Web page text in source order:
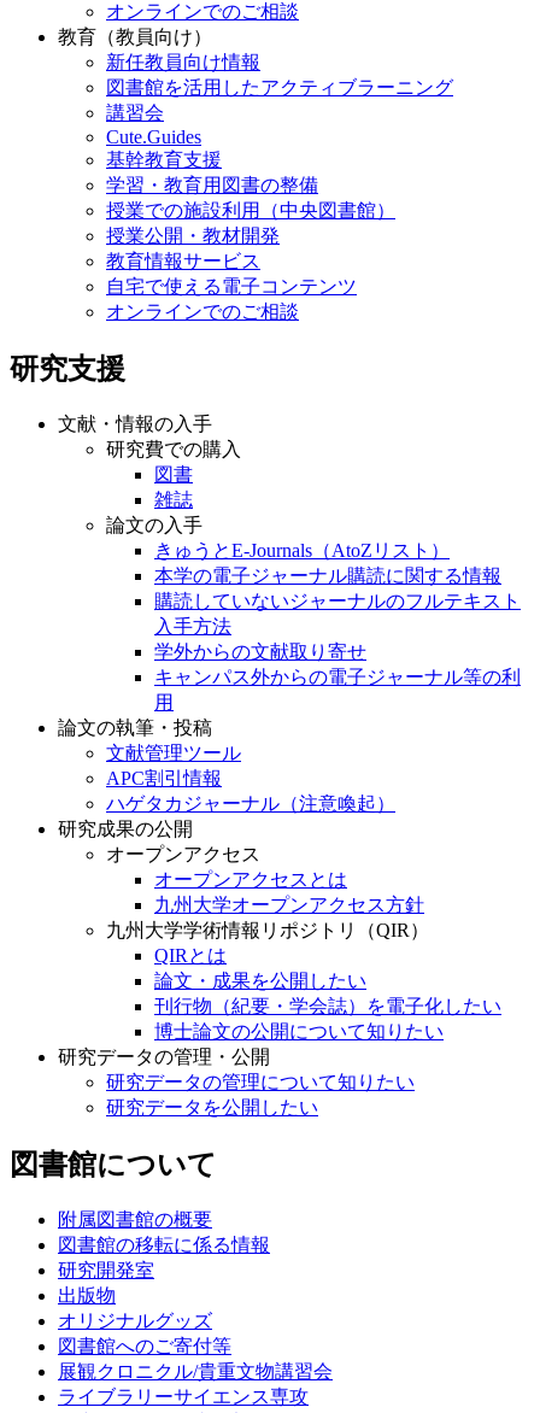
オンラインでのご相談
教育（教員向け）
新任教員向け情報
図書館を活用したアクティブラーニング
講習会
Cute.Guides
基幹教育支援
学習・教育用図書の整備
授業での施設利用（中央図書館）
授業公開・教材開発
教育情報サービス
自宅で使える電子コンテンツ
オンラインでのご相談
研究支援
文献・情報の入手
研究費での購入
図書
雑誌
論文の入手
きゅうとE-Journals（AtoZリスト）
本学の電子ジャーナル購読に関する情報
購読していないジャーナルのフルテキスト
入手方法
学外からの文献取り寄せ
キャンパス外からの電子ジャーナル等の利
用
論文の執筆・投稿
文献管理ツール
APC割引情報
ハゲタカジャーナル（注意喚起）
研究成果の公開
オープンアクセス
オープンアクセスとは
九州大学オープンアクセス方針
九州大学学術情報リポジトリ（QIR）
QIRとは
論文・成果を公開したい
刊行物（紀要・学会誌）を電子化したい
博士論文の公開について知りたい
研究データの管理・公開
研究データの管理について知りたい
研究データを公開したい
図書館について
附属図書館の概要
図書館の移転に係る情報
研究開発室
出版物
オリジナルグッズ
図書館へのご寄付等
展観クロニクル/貴重文物講習会
ライブラリーサイエンス専攻